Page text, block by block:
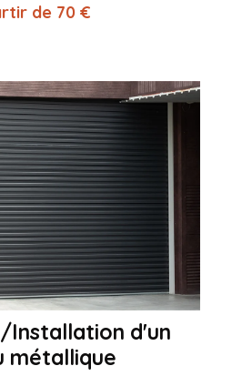
de 70 €
Installation d'un
métallique